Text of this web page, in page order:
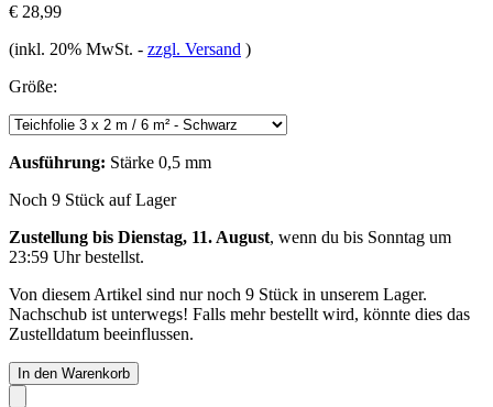
€ 28,99
(inkl. 20% MwSt. - zzgl. Versand )
Größe:
Ausführung: Stärke 0,5 mm
Noch 9 Stück auf Lager
Zustellung bis Dienstag, 11. August, wenn du bis Sonntag um
23:59 Uhrbestellst.
Von diesem Artikel sind nur noch 9 Stück in unserem Lager.
Nachschub ist unterwegs! Falls mehr bestellt wird, könnte dies das
Zustelldatum beeinflussen.
In den Warenkorb